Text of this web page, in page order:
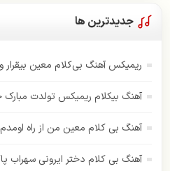
امیر عباس گلاب
جدیدترین ها
ریمیکس آهنگ بی‌کلام معین بیقرار و
آهنگ بیکلام ریمیکس تولدت
آهنگ بی کلام معین من از راه
آهنگ بی کلام دختر ایرونی سهراب